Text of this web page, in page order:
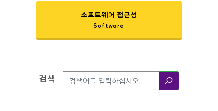
소프트웨어 접근성
Software
검색옵션
검색